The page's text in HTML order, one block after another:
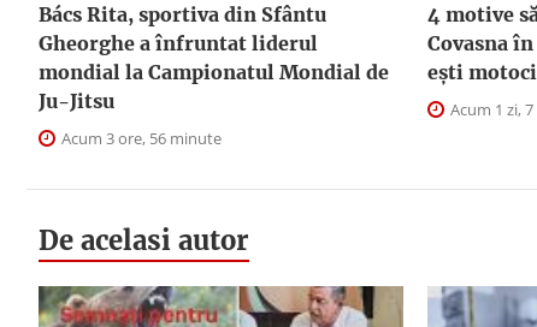
Bács Rita, sportiva din Sfântu
Gheorghe a înfruntat liderul
mondial la Campionatul Mondial de
Ju-Jitsu
Acum 3 ore, 56 minute
4 motive
Covasna
ești
Acum 1 zi,
De acelasi autor